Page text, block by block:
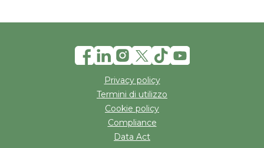
Privacy policy
Termini di utilizzo
Cookie policy
Compliance
Data Act